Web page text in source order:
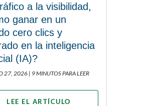
a la visibilidad,
ganar en un
cero clics y
en la inteligencia
(IA)?
27, 2026 | 9 MINUTOS PARA LEER
LEE EL ARTÍCULO